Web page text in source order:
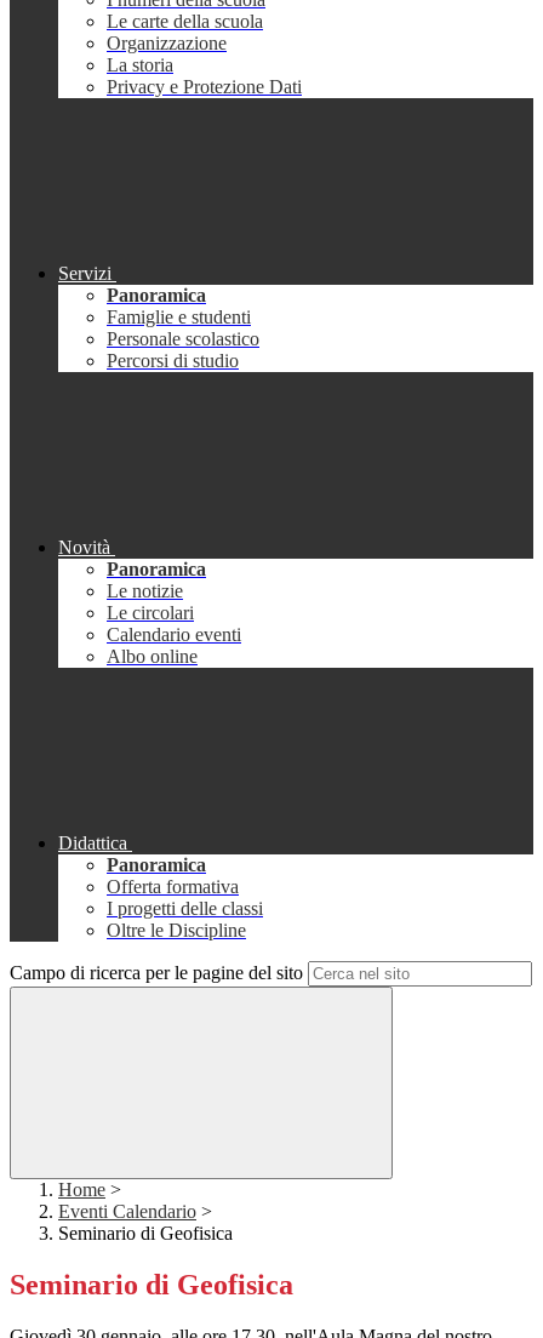
Le carte della scuola
Organizzazione
La storia
Privacy e Protezione Dati
Servizi
Panoramica
Famiglie e studenti
Personale scolastico
Percorsi di studio
Novità
Panoramica
Le notizie
Le circolari
Calendario eventi
Albo online
Didattica
Panoramica
Offerta formativa
I progetti delle classi
Oltre le Discipline
Campo di ricerca per le pagine del sito
Home >
Eventi Calendario >
Seminario di Geofisica
Seminario di Geofisica